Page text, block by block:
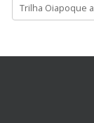
Trilha Oiapoque